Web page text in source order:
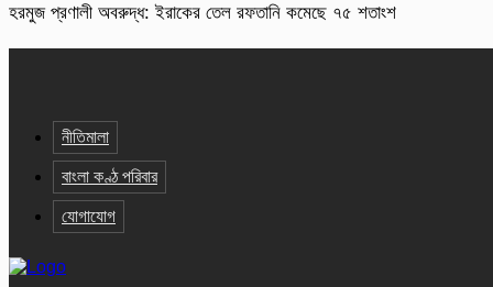
হরমুজ প্রণালী অবরুদ্ধ: ইরাকের তেল রফতানি কমেছে ৭৫ শতাংশ
নীতিমালা
বাংলা কণ্ঠ পরিবার
যোগাযোগ